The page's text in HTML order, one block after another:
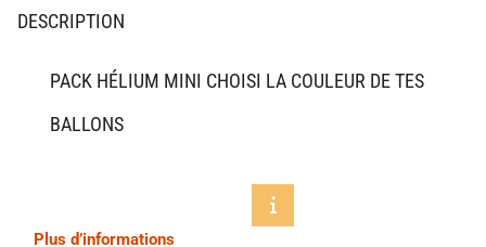
DESCRIPTION
PACK HÉLIUM MINI CHOISI LA COULEUR DE TES
BALLONS
Plus d’informations